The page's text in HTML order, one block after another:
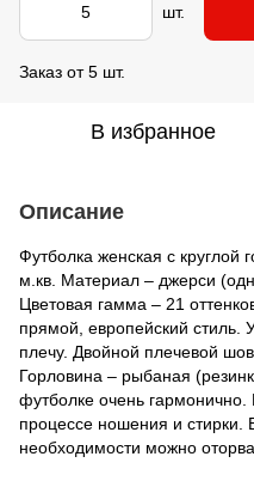
шт.
Заказ от 5 шт.
В избранное
Описание
Футболка женская с круглой
м.кв. Материал – джерси
Цветовая гамма – 21
прямой, европейский стиль.
плечу. Двойной плечевой
Горловина – рыбаная
футболке очень гармонично.
процессе ношения и
необходимости можно